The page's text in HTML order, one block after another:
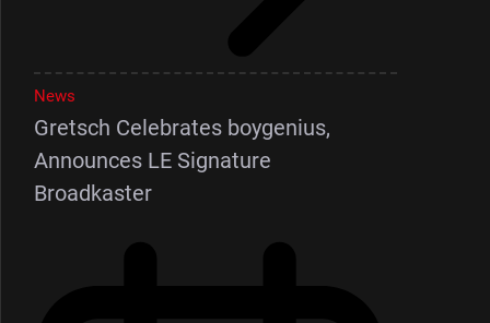
News
Gretsch Celebrates boygenius,
Announces LE Signature
Broadkaster